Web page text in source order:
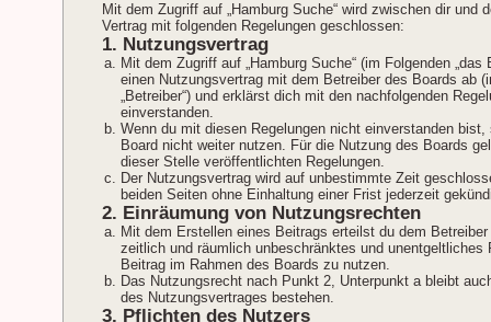
Mit dem Zugriff auf „Hamburg Suche“ wird zwischen dir und
Vertrag mit folgenden Regelungen geschlossen:
1. Nutzungsvertrag
Mit dem Zugriff auf „Hamburg Suche“ (im Folgenden „das
einen Nutzungsvertrag mit dem Betreiber des Boards ab
„Betreiber“) und erklärst dich mit den nachfolgenden
einverstanden.
Wenn du mit diesen Regelungen nicht einverstanden
Board nicht weiter nutzen. Für die Nutzung des Boards
dieser Stelle veröffentlichten Regelungen.
Der Nutzungsvertrag wird auf unbestimmte Zeit
beiden Seiten ohne Einhaltung einer Frist jederzeit
2. Einräumung von Nutzungsrechten
Mit dem Erstellen eines Beitrags erteilst du dem
zeitlich und räumlich unbeschränktes und unentgeltliches
Beitrag im Rahmen des Boards zu nutzen.
Das Nutzungsrecht nach Punkt 2, Unterpunkt a bleibt
des Nutzungsvertrages bestehen.
3. Pflichten des Nutzers